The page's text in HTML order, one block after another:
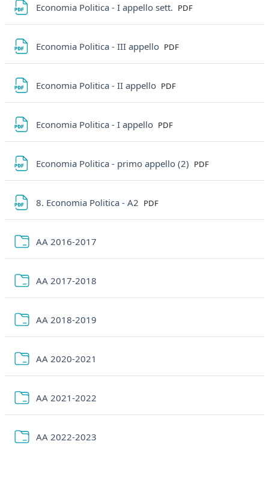
Economia Politica - I appello sett. File
PDF
Economia Politica - III appello File
PDF
Economia Politica - II appello File
PDF
Economia Politica - I appello File
PDF
Economia Politica - primo appello (2) File
PDF
8. Economia Politica - A2 File
PDF
AA 2016-2017
AA 2017-2018
AA 2018-2019
AA 2020-2021
AA 2021-2022
AA 2022-2023